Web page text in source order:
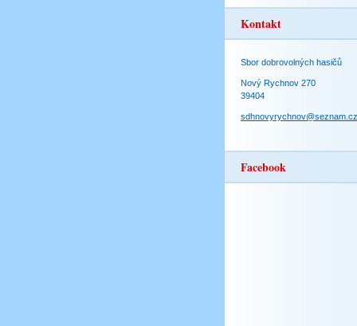
Kontakt
Sbor dobrovolných hasičů
Nový Rychnov 270
39404
sdhnovyrychnov@seznam.cz
Facebook